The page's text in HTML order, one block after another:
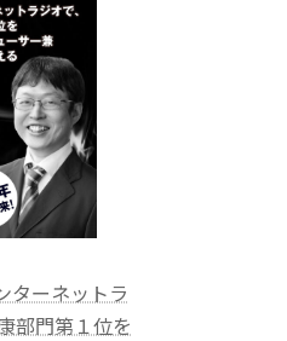
ターネットラ
部門第１位を